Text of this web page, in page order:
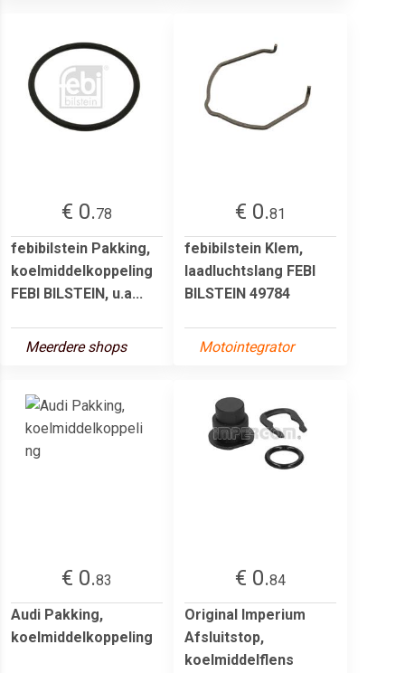
€ 0.78
febibilstein Pakking,
koelmiddelkoppeling
FEBI BILSTEIN, u.a...
Meerdere shops
€ 0.81
febibilstein Klem,
laadluchtslang FEBI
BILSTEIN 49784
Motointegrator
€ 0.83
Audi Pakking,
koelmiddelkoppeling
€ 0.84
Original Imperium
Afsluitstop,
koelmiddelflens